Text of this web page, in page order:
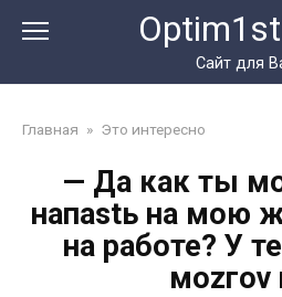
Сайт для
Главная » Это интересно
— Да как ты
напаstь на мою
на работе? У
моzгоv